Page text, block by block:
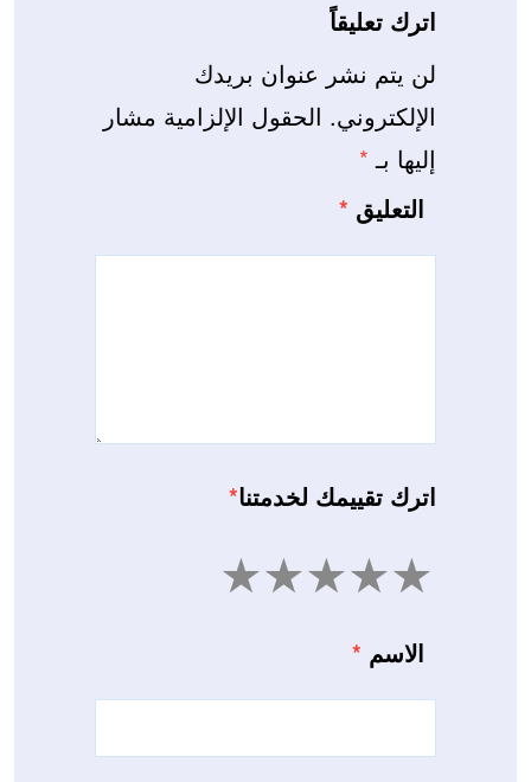
اترك تعليقاً
لن يتم نشر عنوان بريدك
الإلكتروني. الحقول الإلزامية مشار
إليها بـ *
التعليق *
اترك تقييمك لخدمتنا*
4 3 2 1
الاسم *